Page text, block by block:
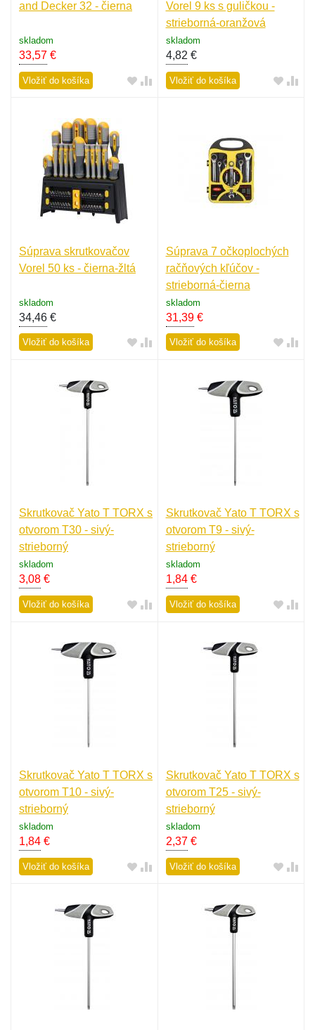
and Decker 32 - čierna
skladom
33,57 €
Vložiť do košíka
Vorel 9 ks s guličkou -
strieborná-oranžová
skladom
4,82 €
Vložiť do košíka
Súprava skrutkovačov
Vorel 50 ks - čierna-žltá
skladom
34,46 €
Vložiť do košíka
Súprava 7 očkoplochých
račňových kľúčov -
strieborná-čierna
skladom
31,39€
Vložiť do košíka
Skrutkovač Yato T TORX s
otvorom T30 - sivý-
strieborný
skladom
3,08 €
Vložiť do košíka
Skrutkovač Yato T TORX s
otvorom T9 - sivý-
strieborný
skladom
1,84€
Vložiť do košíka
Skrutkovač Yato T TORX s
otvorom T10 - sivý-
strieborný
skladom
1,84 €
Vložiť do košíka
Skrutkovač Yato T TORX s
otvorom T25 - sivý-
strieborný
skladom
2,37€
Vložiť do košíka